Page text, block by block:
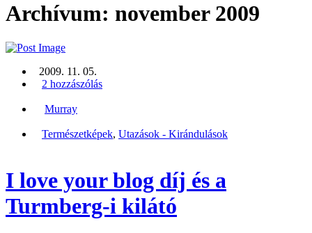
Archívum: november 2009
2009. 11. 05.
2 hozzászólás
Murray
Természetképek, Utazások - Kirándulások
I love your blog díj és a
Turmberg-i kilátó